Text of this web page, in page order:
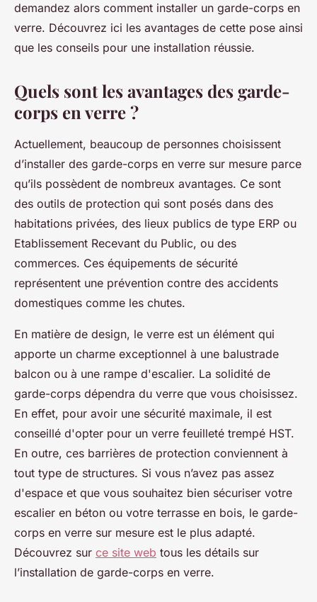
demandez alors comment installer un garde-corps en
verre. Découvrez ici les avantages de cette pose ainsi
que les conseils pour une installation réussie.
Quels sont les avantages des garde-
corps en verre ?
Actuellement, beaucoup de personnes choisissent
d’installer des garde-corps en verre sur mesure parce
qu’ils possèdent de nombreux avantages. Ce sont
des outils de protection qui sont posés dans des
habitations privées, des lieux publics de type ERP ou
Etablissement Recevant du Public, ou des
commerces. Ces équipements de sécurité
représentent une prévention contre des accidents
domestiques comme les chutes.
En matière de design, le verre est un élément qui
apporte un charme exceptionnel à une balustrade
balcon ou à une rampe d'escalier. La solidité de
garde-corps dépendra du verre que vous choisissez.
En effet, pour avoir une sécurité maximale, il est
conseillé d'opter pour un verre feuilleté trempé HST.
En outre, ces barrières de protection conviennent à
tout type de structures. Si vous n’avez pas assez
d'espace et que vous souhaitez bien sécuriser votre
escalier en béton ou votre terrasse en bois, le garde-
corps en verre sur mesure est le plus adapté.
Découvrez sur ce site web tous les détails sur
l’installation de garde-corps en verre.